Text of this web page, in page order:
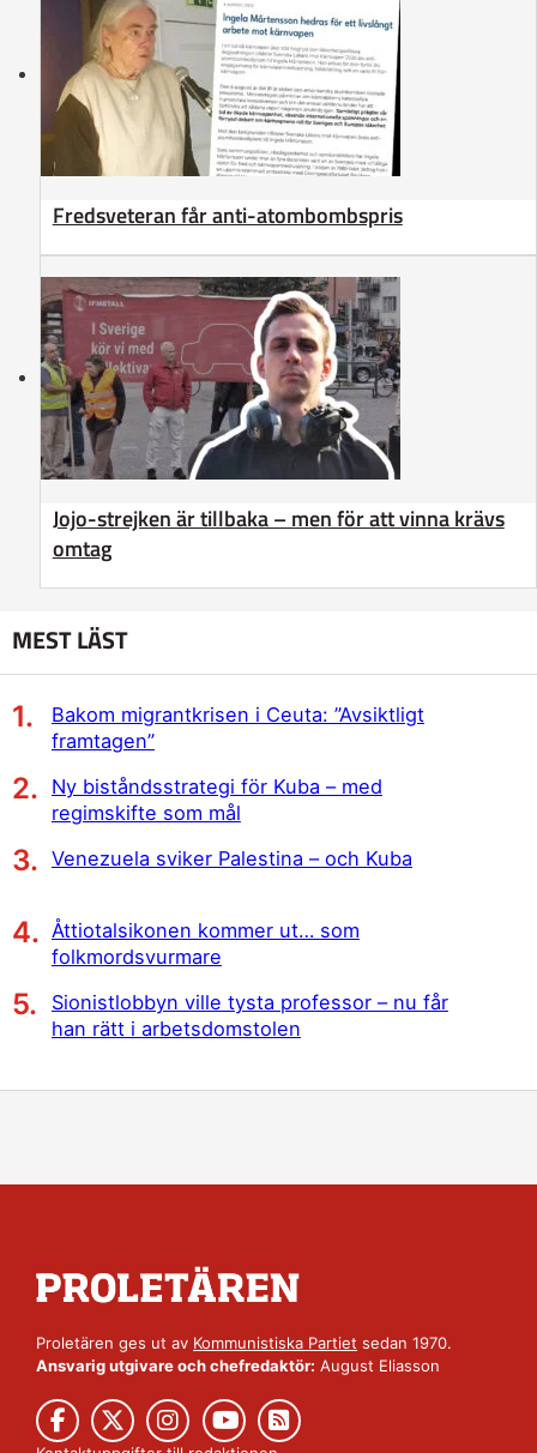
Fredsveteran får anti-atombombspris
Jojo-strejken är tillbaka – men för att vinna krävs
omtag
MEST LÄST
Bakom migrantkrisen i Ceuta: ”Avsiktligt
framtagen”
Ny biståndsstrategi för Kuba – med
regimskifte som mål
Venezuela sviker Palestina – och Kuba
Åttiotalsikonen kommer ut… som
folkmordsvurmare
Sionistlobbyn ville tysta professor – nu får
han rätt i arbetsdomstolen
Proletären ges ut av Kommunistiska Partiet sedan 1970.
Ansvarig utgivare och chefredaktör: August Eliasson